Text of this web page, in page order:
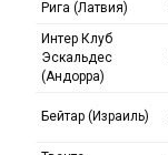
Рига (Латвия)
Интер Клуб
Эскальдес
(Андорра)
Бейтар (Израиль)